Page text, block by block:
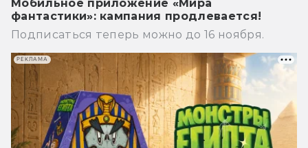
Мобильное приложение «Мира
фантастики»: кампания продлевается!
Подписаться теперь можно до 16 ноября.
РЕКЛАМА